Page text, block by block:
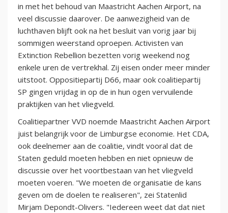
in met het behoud van Maastricht Aachen Airport, na
veel discussie daarover. De aanwezigheid van de
luchthaven blijft ook na het besluit van vorig jaar bij
sommigen weerstand oproepen. Activisten van
Extinction Rebellion bezetten vorig weekend nog
enkele uren de vertrekhal. Zij eisen onder meer minder
uitstoot. Oppositiepartij D66, maar ook coalitiepartij
SP gingen vrijdag in op de in hun ogen vervuilende
praktijken van het vliegveld.
Coalitiepartner VVD noemde Maastricht Aachen Airport
juist belangrijk voor de Limburgse economie. Het CDA,
ook deelnemer aan de coalitie, vindt vooral dat de
Staten geduld moeten hebben en niet opnieuw de
discussie over het voortbestaan van het vliegveld
moeten voeren. "We moeten de organisatie de kans
geven om de doelen te realiseren", zei Statenlid
Mirjam Depondt-Olivers. "Iedereen weet dat dat niet